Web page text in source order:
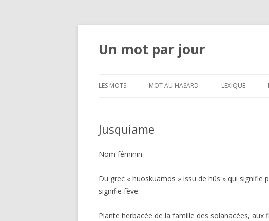
Un mot par jour
LES MOTS MOT AU HASARD LEXIQUE
Jusquiame
Nom féminin.
Du grec « huoskuamos » issu de hûs » qui signifie
signifie fève.
Plante herbacée de la famille des solanacées, aux